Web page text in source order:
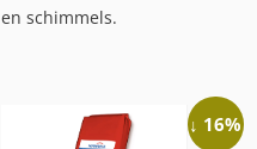
en schimmels.
↓ 16%